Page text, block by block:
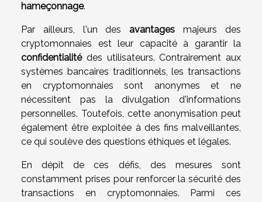
hameçonnage.
Par ailleurs, l'un des avantages majeurs des
cryptomonnaies est leur capacité à garantir la
confidentialitédes utilisateurs. Contrairement aux
systèmes bancaires traditionnels, les transactions
en cryptomonnaies sont anonymes et ne
nécessitent pas la divulgation d'informations
personnelles. Toutefois, cette anonymisation peut
également être exploitée à des fins malveillantes,
ce qui soulève des questions éthiques et légales.
En dépit de ces défis, des mesures sont
constamment prises pour renforcer la sécurité des
transactions en cryptomonnaies. Parmi ces